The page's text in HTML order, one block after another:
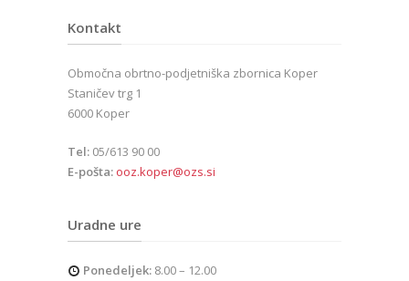
Kontakt
Območna obrtno-podjetniška zbornica Koper
Staničev trg 1
6000 Koper
Tel: 05/613 90 00
E-pošta: ooz.koper@ozs.si
Uradne ure
Ponedeljek: 8.00 – 12.00